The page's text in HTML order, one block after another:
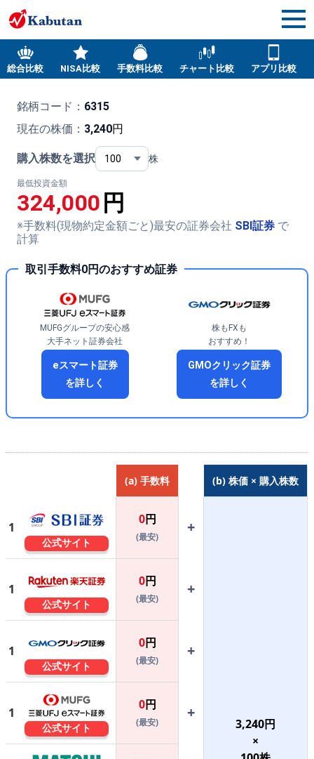
総合比較 NISA比較 手数料比較 チャート比較 アプリ比較
銘柄コード： 6315
現在の株価： 3,240円
購入株数を選択 株
最低投資金額
324,000 円
※手数料(現物約定金額ごと)最安の証券会社 SBI証券 で
計算
取引手数料0円のおすすめ証券
MUFGグループの安心感
大手ネット証券会社
eスマート証券
を詳しく
株もFXも
おすすめ！
GMOクリック証券
を詳しく
(a) 手数料 (b) 株価 × 購入株数
1
公式サイト
0円
(最安)
+
3,240円
×
1
公式サイト
0円
(最安)
+
1
公式サイト
0円
(最安)
+
1
公式サイト
0円
(最安)
+